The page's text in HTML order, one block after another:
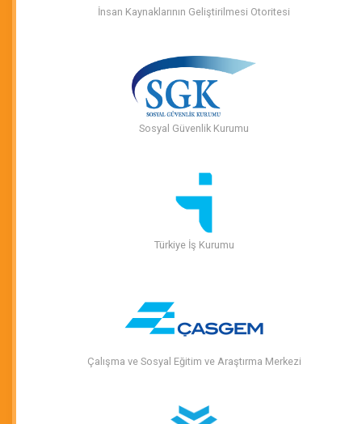
İnsan Kaynaklarının Geliştirilmesi Otoritesi
Sosyal Güvenlik Kurumu
Türkiye İş Kurumu
Çalışma ve Sosyal Eğitim ve Araştırma Merkezi